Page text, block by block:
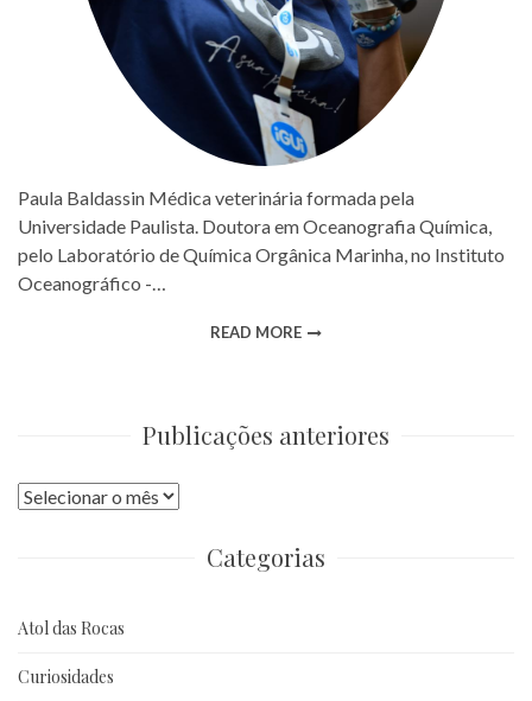
Paula Baldassin Médica veterinária formada pela
Universidade Paulista. Doutora em Oceanografia Química,
pelo Laboratório de Química Orgânica Marinha, no Instituto
Oceanográfico -…
READ MORE
Publicações anteriores
Publicações
Categorias
Atol das Rocas
Curiosidades